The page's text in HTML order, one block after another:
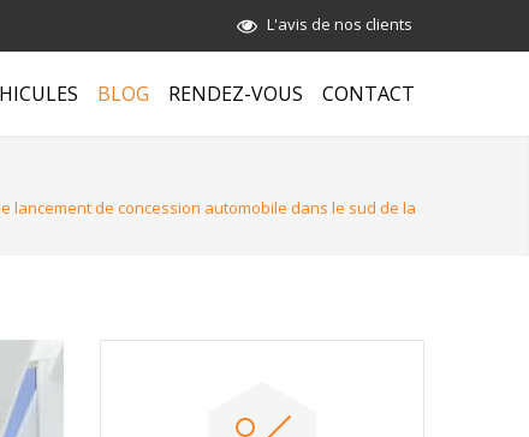
L'avis de nos clients
BLOG RENDEZ-VOUS CONTACT
lancement de concession automobile dans le sud de la